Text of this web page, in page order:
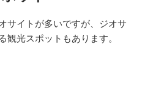
サイトが多いですが、ジオサ
観光スポットもあります。